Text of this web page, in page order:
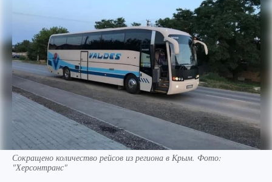
Сокращено количество рейсов из региона в Крым. Фото:
"Херсонтранс"